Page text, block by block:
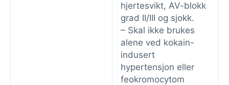
hjertesvikt, AV-blokk
grad II/III og sjokk.
– Skal ikke brukes
alene ved kokain-
indusert
hypertensjon eller
feokromocytom